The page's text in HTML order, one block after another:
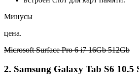
Минусы
цена.
Microsoft Surface Pro 6 i7 16Gb 512Gb
2. Samsung Galaxy Tab S6 10.5